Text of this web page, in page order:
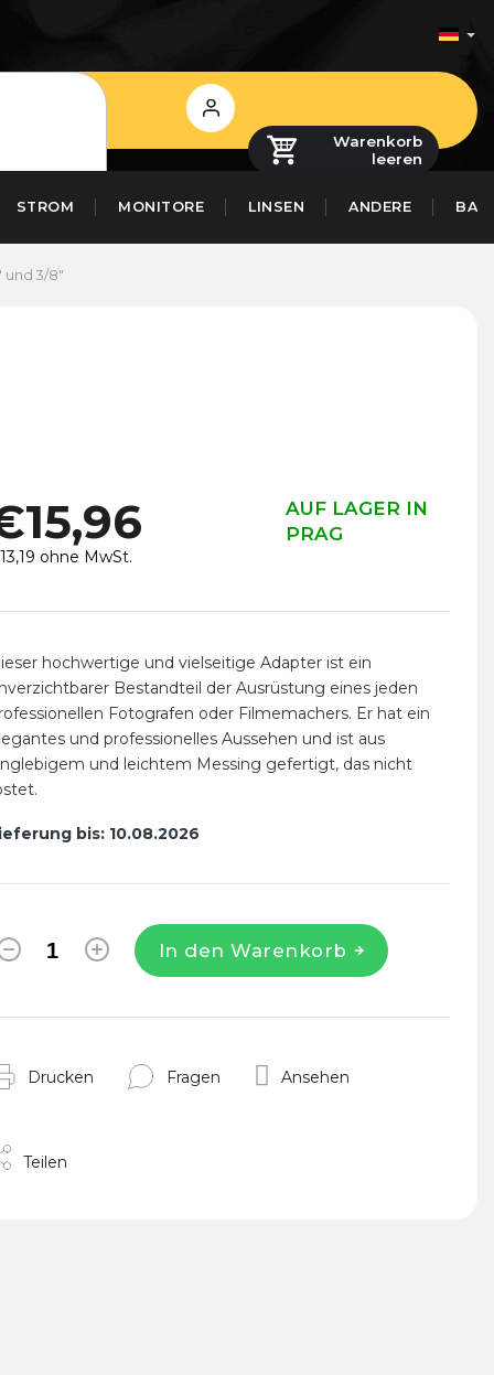
Login
Warenkorb
leeren
STROM MONITORE LINSEN ANDERE
und 3/8"
AUF LAGER IN
PRAG
ohne MwSt.
bis: 10.08.2026
In den Warenkorb
hochwertige und vielseitige Adapter ist ein
Bestandteil der Ausrüstung eines jeden
Fotografen oder Filmemachers. Er hat ein
und professionelles Aussehen und ist aus
und leichtem Messing gefertigt, das nicht
Drucken Fragen Ansehen
Teilen